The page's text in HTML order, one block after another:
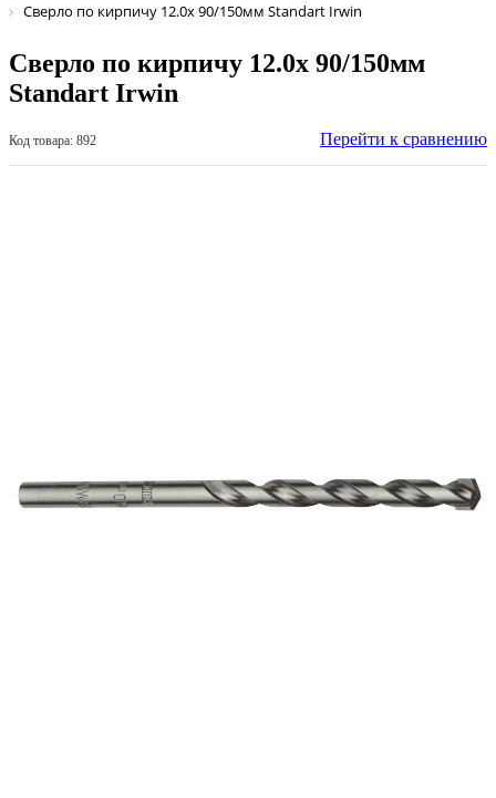
Сверло по кирпичу 12.0х 90/150мм Standart Irwin
Сверло по кирпичу 12.0х 90/150мм
Standart Irwin
Код товара: 892 Перейти к сравнению